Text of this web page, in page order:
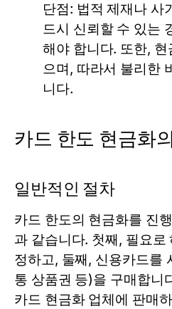
단점: 법적 제재나 사
드시 신뢰할 수 있는
해야 합니다. 또한,
으며, 따라서 불리한
니다.
카드 한도 현금화
일반적인 절차
카드 한도의 현금화를 진
과 같습니다. 첫째, 필요로
정하고, 둘째, 신용카드를
통 상품권 등)을 구매합니
카드 현금화 업체에 판매